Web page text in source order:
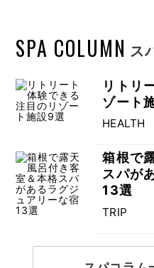
SPA COLUMN ス
リトリ
ゾート
HEALTH
箱根で
スパが
13選
TRIP